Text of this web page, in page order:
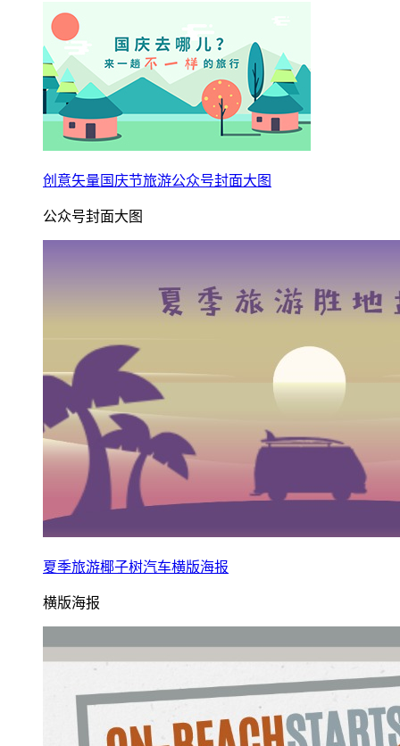
创意矢量国庆节旅游公众号封面大图
公众号封面大图
夏季旅游椰子树汽车横版海报
横版海报